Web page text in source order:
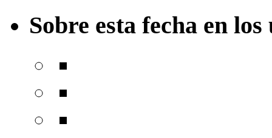
Sobre esta fecha en